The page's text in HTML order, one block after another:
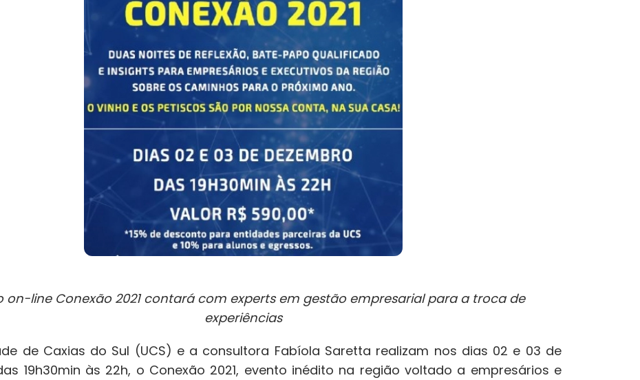
on-line Conexão 2021 contarácom experts em gestão empresarial para a troca de
experiências
de Caxias do Sul (UCS) e a consultora Fabíola Saretta realizam nos dias 02 e 03 de
19h30min às 22h, o Conexão 2021, evento inédito na região voltado a empresários e